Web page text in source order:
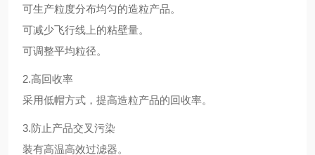
可生产粒度分布均匀的造粒产品。
可减少飞行线上的粘壁量。
可调整平均粒径。
2.高回收率
采用低帽方式，提高造粒产品的回收率。
3.防止产品交叉污染
装有高温高效过滤器。